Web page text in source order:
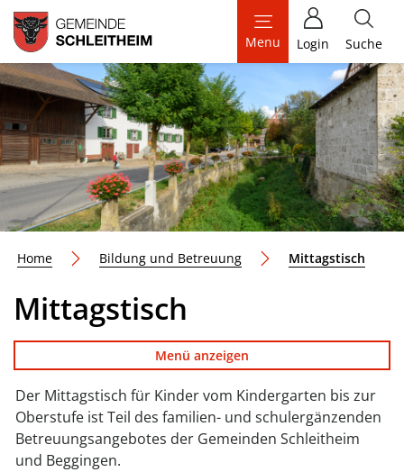
zur Startseite
Direkt zur Hauptnavigation
Direkt zum Inhalt
Direkt zur Suche
Direkt zum Stichwortverzeichnis
Login Suche
Menu
Home Bildung und Betreuung Mittagstisch
Mittagstisch
Menü anzeigen
Der Mittagstisch für Kinder vom Kindergarten bis zur
Oberstufe ist Teil des familien- und schulergänzenden
Betreuungsangebotes der Gemeinden Schleitheim
und Beggingen.